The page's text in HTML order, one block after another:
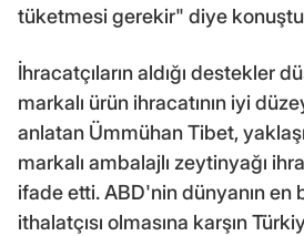
tüketmesi gerekir" diye
İhracatçıların aldığı destekler
markalı ürün ihracatının iyi
anlatan Ümmühan Tibet,
markalı ambalajlı zeytinyağı
ifade etti. ABD'nin dünyanın en
ithalatçısı olmasına karşın